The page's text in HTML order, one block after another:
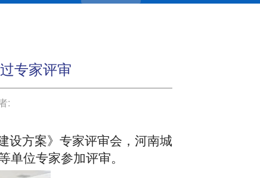
专家评审
:
设方案》专家评审会，河南城
位专家参加评审。